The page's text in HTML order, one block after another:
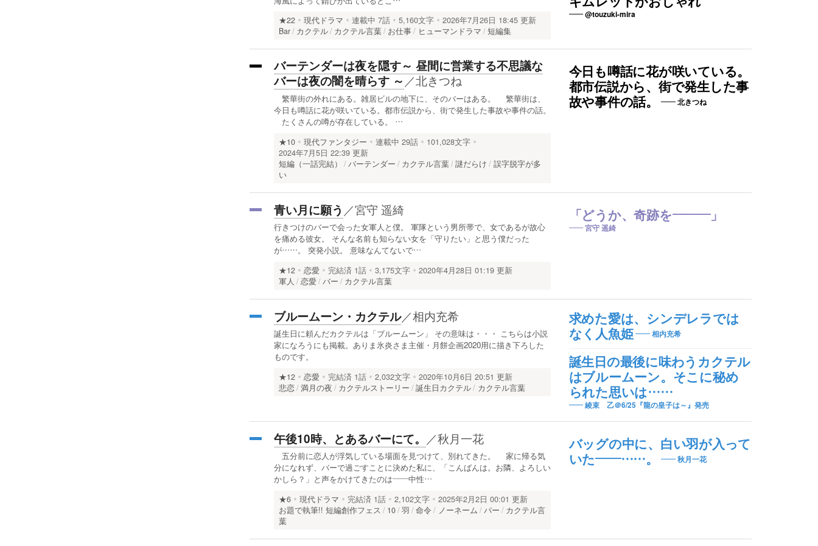
@touzuki-mira
★22 現代ドラマ 連載中 7話 5,160文字
2026年7月26日 18:45 更新
Bar
カクテル カクテル言葉 お仕事 ヒューマンドラマ 短編集
今日も噂話に花が咲いている。
都市伝説から、街で発生した事
故や事件の話。
北きつね
バーテンダーは夜を隠す～ 昼間に営業する不思議な
バーは夜の闇を晴らす ～ ／北きつね
繁華街の外れにある。雑居ビルの地下に、そのバーはある。 繁華街は、
今日も噂話に花が咲いている。都市伝説から、街で発生した事故や事件の話。
たくさんの噂が存在している。 …
★10 現代ファンタジー 連載中 29話
101,028文字
2024年7月5日 22:39 更新
短編（一話完結）
バーテンダー カクテル言葉 謎だらけ
誤字脱字が多
い
「どうか、奇跡を―――」
宮守 遥綺
青い月に願う ／宮守 遥綺
行きつけのバーで会った女軍人と僕。 軍隊という男所帯で、女であるが故心
を痛める彼女。 そんな名前も知らない女を「守りたい」と思う僕だった
が……。 突発小説。 意味なんてないで…
★12 恋愛 完結済 1話 3,175文字
2020年4月28日 01:19 更新
軍人
恋愛 バー カクテル言葉
求めた愛は、シンデレラでは
なく人魚姫
相内充希
誕生日の最後に味わうカクテル
はブルームーン。そこに秘め
られた思いは……
綾束 乙＠6/25『龍の皇子は～』発売
ブルームーン・カクテル／相内充希
誕生日に頼んだカクテルは「ブルームーン」 その意味は・・・ こちらは小説
家になろうにも掲載。ありま氷炎さま主催・月餅企画2020用に描き下ろした
ものです。
★12 恋愛 完結済 1話 2,032文字
2020年10月6日 20:51 更新
悲恋 満月の夜 カクテルストーリー 誕生日カクテル カクテル言葉
バッグの中に、白い羽が入って
いた――……。
秋月一花
午後10時、とあるバーにて。 ／秋月一花
五分前に恋人が浮気している場面を見つけて、別れてきた。 家に帰る気
分になれず、バーで過ごすことに決めた私に、「こんばんは。お隣、よろしい
かしら？」と声をかけてきたのは――中性…
★6 現代ドラマ 完結済 1話 2,102文字
2025年2月2日 00:01 更新
お題で執筆!! 短編創作フェス
10 羽 命令 ノーネーム バー
カクテル言
葉